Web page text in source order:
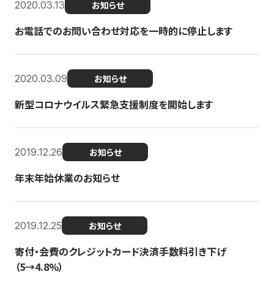
2020.03.13 お知らせ
お電話でのお問い合わせ対応を一時的に停止します
2020.03.09 お知らせ
新型コロナウイルス緊急支援制度を開始します
2019.12.26 お知らせ
年末年始休業のお知らせ
2019.12.25 お知らせ
寄付・会費のクレジットカード決済手数料引き下げ
（5→4.8%）